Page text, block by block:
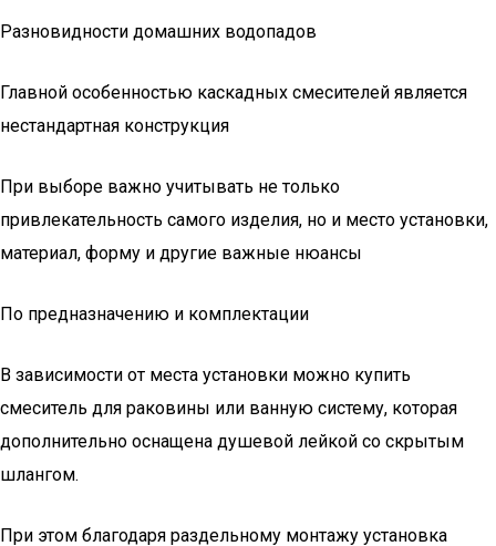
Разновидности домашних водопадов
Главной особенностью каскадных смесителей является
нестандартная конструкция
При выборе важно учитывать не только
привлекательность самого изделия, но и место установки,
материал, форму и другие важные нюансы
По предназначению и комплектации
В зависимости от места установки можно купить
смеситель для раковины или ванную систему, которая
дополнительно оснащена душевой лейкой со скрытым
шлангом.
При этом благодаря раздельному монтажу установка